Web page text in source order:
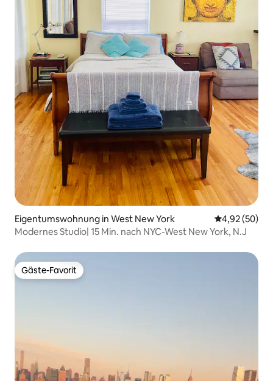
Eigentumswohnung in West New York
4,92 (50)
Modernes Studio| 15 Min. nach NYC-West New York, N.J
Gäste-Favorit
Gäste-Favorit